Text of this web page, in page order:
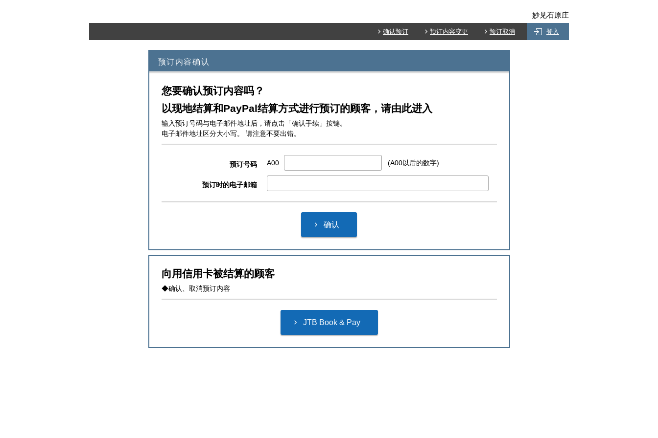
妙见石原庄
确认预订 预订内容变更 预订取消 登入
预订内容确认
您要确认预订内容吗？
以现地结算和PayPal结算方式进行预订的顾客，请由此进入
输入预订号码与电子邮件地址后，请点击「确认手续」按键。
电子邮件地址区分大小写。 请注意不要出错。
预订号码 A00 (A00以后的数字)
预订时的电子邮箱
向用信用卡被结算的顾客
◆确认、取消预订内容